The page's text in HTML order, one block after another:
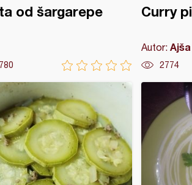
od šargarepe Curry
Autor:
2774